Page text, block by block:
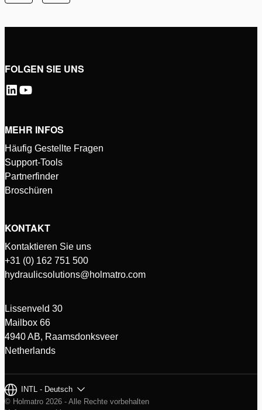
FOLGEN SIE UNS
MEHR INFOS
Häufig Gestellte Fragen
Support-Tools
Partnerfinder
Broschüren
KONTAKT
Kontaktieren Sie uns
+31 (0) 162 751 500
hydraulicsolutions@holmatro.com
Lissenveld 30
Mailbox 66
4940 AB, Raamsdonksveer
Netherlands
INTL - Deutsch
© Holmatro 2026 - Alle Rechte vorbehalten